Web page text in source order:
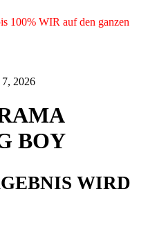
100% WIR auf den ganzen
2026
BOY
WIRD